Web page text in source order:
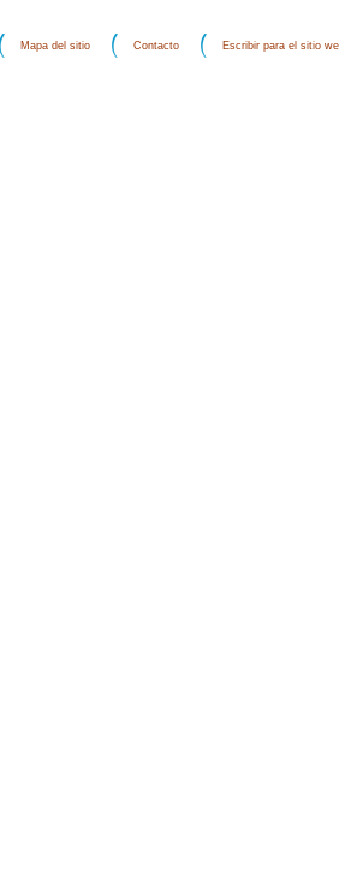
Mapa del sitio Contacto Escribir para el sitio